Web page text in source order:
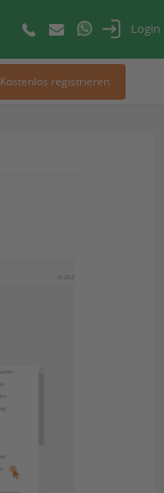
Login
Kostenlos registrieren